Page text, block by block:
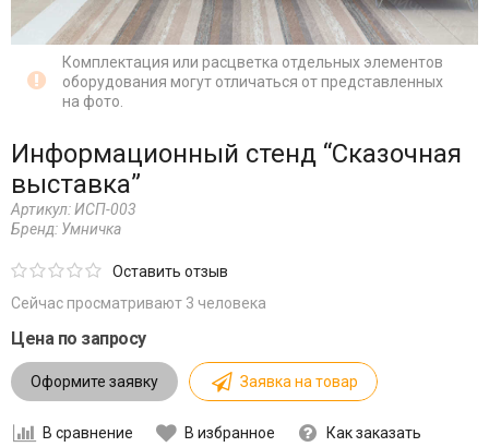
Комплектация или расцветка отдельных элементов
оборудования могут отличаться от представленных
на фото.
Информационный стенд “Сказочная
выставка”
Артикул:ИСП-003
Бренд: Умничка
Оставить отзыв
Сейчас просматривают 3 человека
Цена по запросу
Оформите заявку Заявка на товар
В сравнение В избранное Как заказать